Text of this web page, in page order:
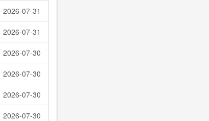
2026-07-31
2026-07-31
2026-07-30
2026-07-30
2026-07-30
2026-07-30